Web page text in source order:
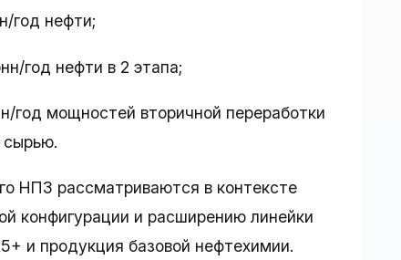
год нефти;
год нефти в 2 этапа;
год мощностей вторичной переработки
сырью.
НПЗ рассматриваются в контексте
конфигурации и расширению линейки
и продукция базовой нефтехимии.